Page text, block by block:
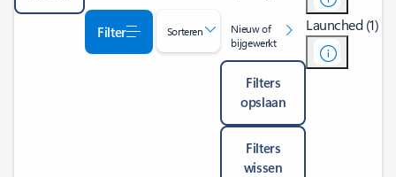
Filter Sorteren
Nieuw of
bijgewerkt
Filters
opslaan
Filters
wissen
Launched (1)